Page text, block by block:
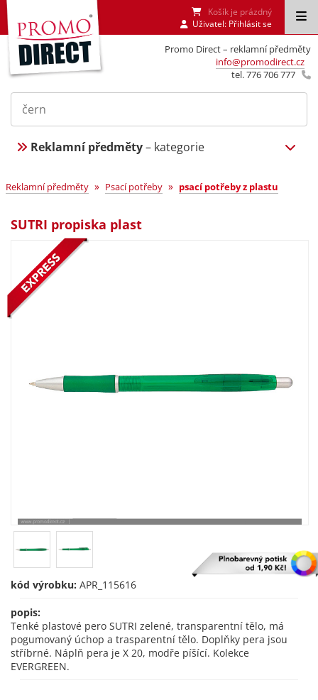
Promo Direct – reklamní předměty
info@promodirect.cz
tel. 776 706 777
Košík je prázdný
Uživatel: Přihlásit se
Reklamní předměty– kategorie
Reklamní předměty » Psací potřeby » psací potřeby z plastu
SUTRI propiska plast
kód výrobku: APR_115616
popis:
Tenké plastové pero SUTRI zelené, transparentní tělo, má
pogumovaný úchop a trasparentní tělo. Doplňky pera jsou
stříbrné. Náplň pera je X 20, modře píšící. Kolekce
EVERGREEN.